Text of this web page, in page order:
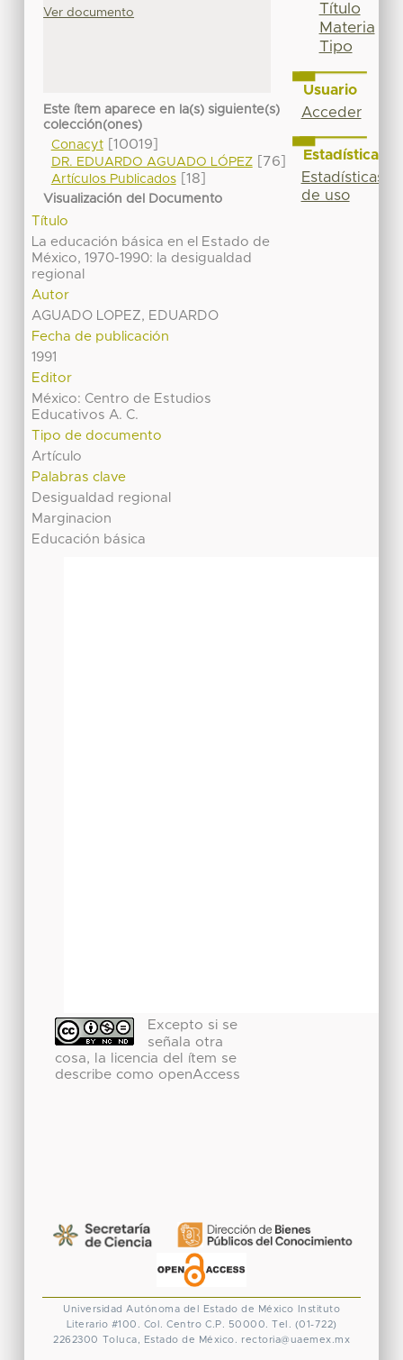
Ver documento
Este ítem aparece en la(s) siguiente(s)
colección(ones)
Conacyt[10019]
DR. EDUARDO AGUADO LÓPEZ[76]
Artículos Publicados[18]
Visualización del Documento
Título
La educación básica en el Estado de
México, 1970-1990: la desigualdad
regional
Autor
AGUADO LOPEZ, EDUARDO
Fecha de publicación
1991
Editor
México: Centro de Estudios
Educativos A. C.
Tipo de documento
Artículo
Palabras clave
Desigualdad regional
Marginacion
Educación básica
Excepto si se
señala otra
cosa, la licencia del ítem se
describe como openAccess
Título
Materia
Tipo
Usuario
Acceder
Estadísticas
Estadísticas
de uso
Universidad Autónoma del Estado de México
Instituto
Literario #100. Col. Centro C.P. 50000. Tel. (01-722)
2262300 Toluca, Estado de México. rectoria@uaemex.mx